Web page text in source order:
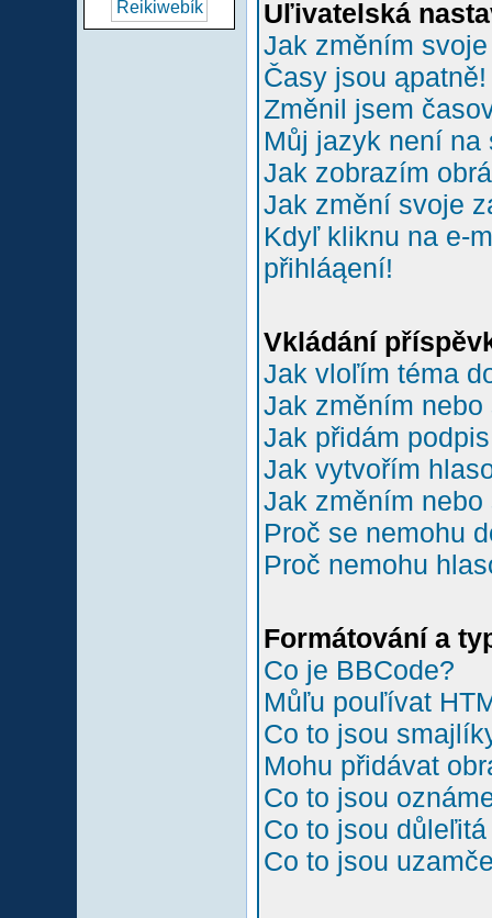
Uľivatelská
Jak změním
Časy jsou ąpatně!
Změnil jsem
Můj jazyk není na
Jak zobrazím
Jak změní svoje
Kdyľ kliknu na e-
přihláąení!
Vkládání
Jak vloľím téma
Jak změním
Jak přidám
Jak vytvořím
Jak změním
Proč se nemohu
Proč nemohu
Formátování a
Co je BBCode?
Můľu pouľívat
Co to jsou
Mohu přidávat
Co to jsou
Co to jsou
Co to jsou